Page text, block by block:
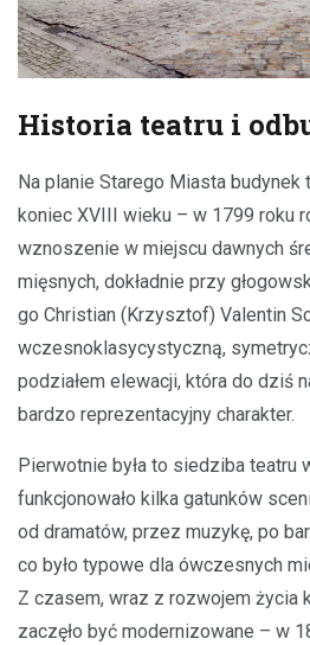
Historia teatru i
Na planie Starego Miasta budynek
koniec XVIII wieku – w 1799 roku
wznoszenie w miejscu dawnych
mięsnych, dokładnie przy
go Christian (Krzysztof) Valentin
wczesnoklasycystyczną,
podziałem elewacji, która do dziś
bardzo reprezentacyjny charakter.
Pierwotnie była to siedziba teatru
funkcjonowało kilka gatunków
od dramatów, przez muzykę, po
co było typowe dla ówczesnych
Z czasem, wraz z rozwojem życia
zaczęło być modernizowane – w